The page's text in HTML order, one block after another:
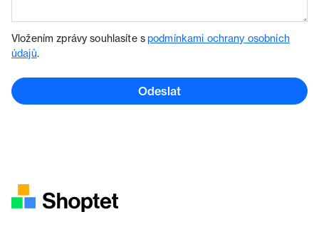
Vložením zprávy souhlasíte spodmínkami ochrany osobních
údajů.
Odeslat